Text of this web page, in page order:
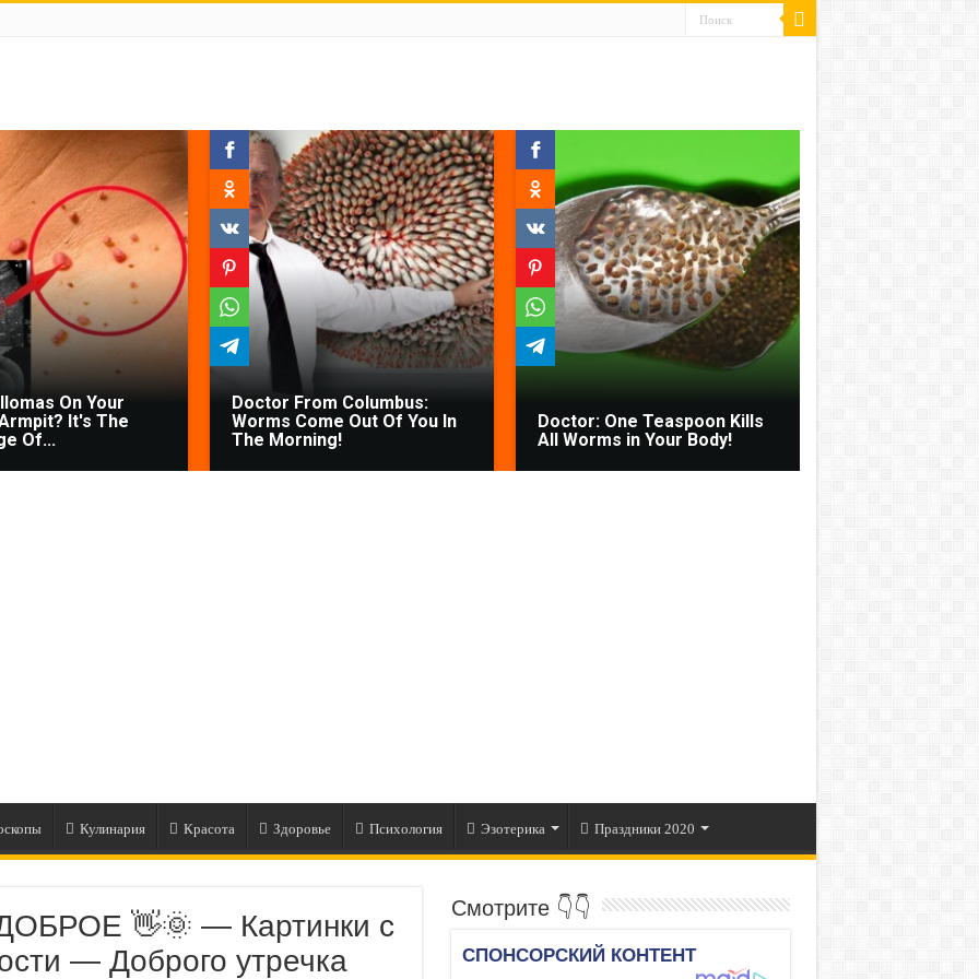
On Your
It's The
Of...
Doctor From Columbus:
Worms Come Out Of You In
The Morning!
Doctor: One Teaspoon Kills
All Worms in Your Body!
Кулинария Красота Здоровье Психология Эзотерика Праздники 2020
👋🌞 — Картинки с
— Доброго утречка
Смотрите 👇👇